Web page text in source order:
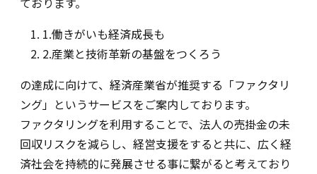
1.働きがいも経済成長も
2.産業と技術革新の基盤をつくろう
の達成に向けて、経済産業省が推奨する「ファクタリ
ング」というサービスをご案内しております。
ファクタリングを利用することで、法人の売掛金の未
回収リスクを減らし、経営支援をすると共に、広く経
済社会を持続的に発展させる事に繋がると考えており